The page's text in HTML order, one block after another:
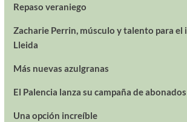
Repaso veraniego
Zacharie Perrin, músculo y talento para el
Lleida
Más nuevas azulgranas
El Palencia lanza su campaña de abonados
Una opción increíble